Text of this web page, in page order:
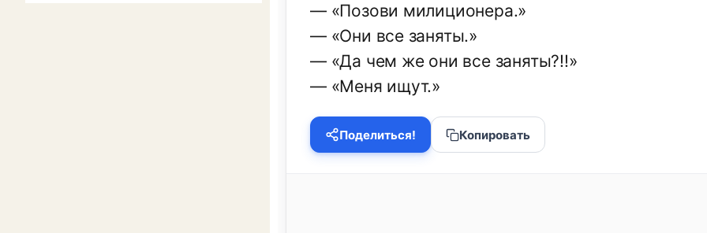
— «Позови милиционера.»
— «Они все заняты.»
— «Да чем же они все заняты?!!»
— «Меня ищут.»
Поделиться! Копировать